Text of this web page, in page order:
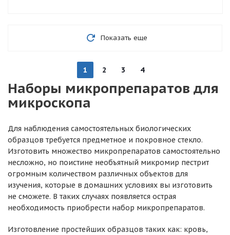
Показать еще
1 2 3 4
Наборы микропрепаратов для
микроскопа
Для наблюдения самостоятельных биологических
образцов требуется предметное и покровное стекло.
Изготовить множество микропрепаратов самостоятельно
несложно, но поистине необъятный микромир пестрит
огромным количеством различных объектов для
изучения, которые в домашних условиях вы изготовить
не сможете. В таких случаях появляется острая
необходимость приобрести набор микропрепаратов.
Изготовление простейших образцов таких как: кровь,